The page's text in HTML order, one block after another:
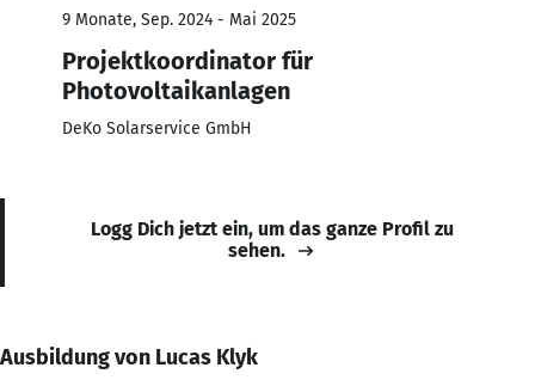
9 Monate, Sep. 2024 - Mai 2025
Projektkoordinator für
Photovoltaikanlagen
DeKo Solarservice GmbH
Logg Dich jetzt ein, um das ganze Profil zu
sehen.
Ausbildung von Lucas Klyk